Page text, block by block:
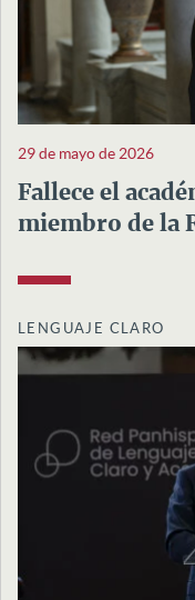
29 de mayo de 2026
Fallece el
miembro de la
LENGUAJE CLARO